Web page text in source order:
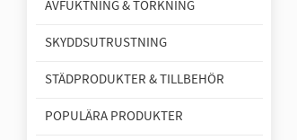
AVFUKTNING & TORKNING
SKYDDSUTRUSTNING
STÄDPRODUKTER & TILLBEHÖR
POPULÄRA PRODUKTER